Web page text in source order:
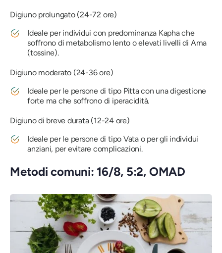
Digiuno prolungato (24-72 ore)
Ideale per individui con predominanza Kapha che
soffrono di metabolismo lento o elevati livelli di Ama
(tossine).
Digiuno moderato (24-36 ore)
Ideale per le persone di tipo Pitta con una digestione
forte ma che soffrono di iperacidità.
Digiuno di breve durata (12-24 ore)
Ideale per le persone di tipo Vata o per gli individui
anziani, per evitare complicazioni.
Metodi comuni: 16/8, 5:2, OMAD